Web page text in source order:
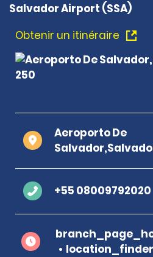
Salvador Airport (SSA)
Obtenir un itinéraire
Aeroporto De
+55 08009792020